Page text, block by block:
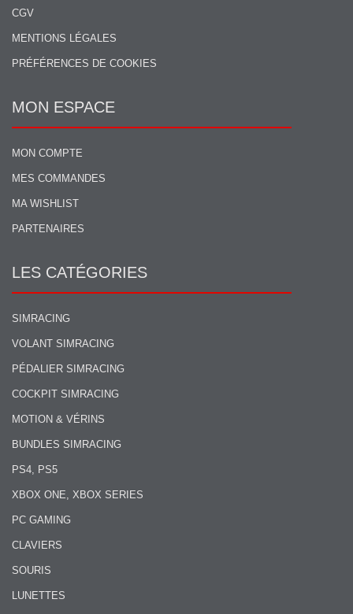
CGV
MENTIONS LÉGALES
PRÉFÉRENCES DE COOKIES
MON ESPACE
MON COMPTE
MES COMMANDES
MA WISHLIST
PARTENAIRES
LES CATÉGORIES
SIMRACING
VOLANT SIMRACING
PÉDALIER SIMRACING
COCKPIT SIMRACING
MOTION & VÉRINS
BUNDLES SIMRACING
PS4, PS5
XBOX ONE, XBOX SERIES
PC GAMING
CLAVIERS
SOURIS
LUNETTES